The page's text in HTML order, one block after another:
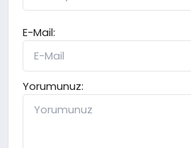
E-Mail:
Yorumunuz: